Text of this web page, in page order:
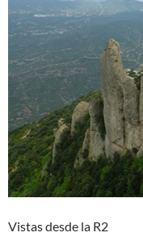
Vistas desde la R2